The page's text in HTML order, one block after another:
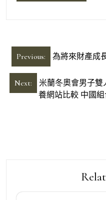
文
章
導
Previous:
為將來財產成
Next:
米蘭冬奧會男子
養網站比較 中國